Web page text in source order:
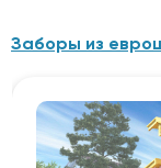
Заборы из